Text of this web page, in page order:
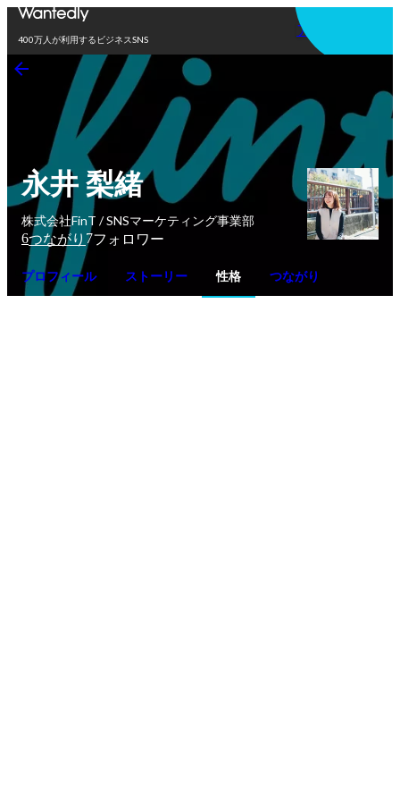
400万人が利用するビジネスSNS
アプリを使う
永井 梨緒
株式会社FinT / SNSマーケティング事業部
6つながり 7フォロワー
プロフィール ストーリー 性格 つながり